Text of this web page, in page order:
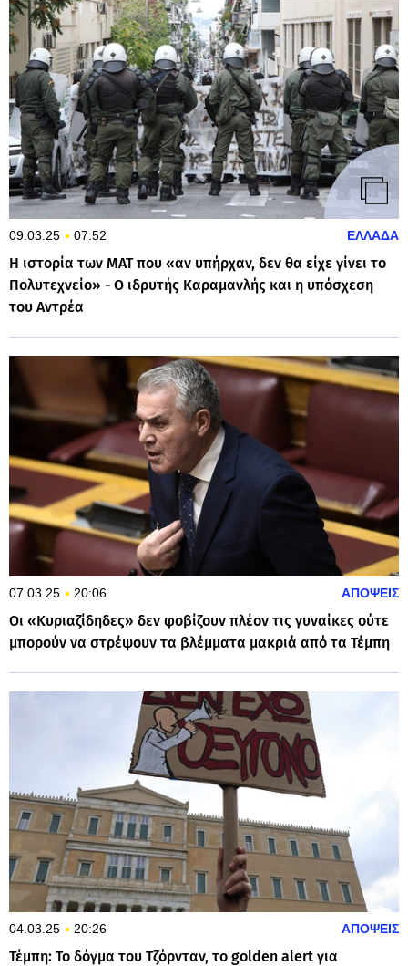
09.03.25 07:52 ΕΛΛΑΔΑ
Η ιστορία των ΜΑΤ που «αν υπήρχαν, δεν θα είχε γίνει το
Πολυτεχνείο» - Ο ιδρυτής Καραμανλής και η υπόσχεση
του Αντρέα
07.03.25 20:06 ΑΠΟΨΕΙΣ
Οι «Κυριαζίδηδες» δεν φοβίζουν πλέον τις γυναίκες ούτε
μπορούν να στρέψουν τα βλέμματα μακριά από τα Τέμπη
04.03.25 20:26 ΑΠΟΨΕΙΣ
Τέμπη: Το δόγμα του Τζόρνταν, το golden alert για